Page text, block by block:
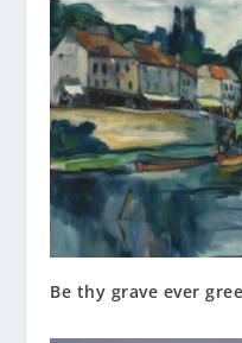
Be thy grave ever